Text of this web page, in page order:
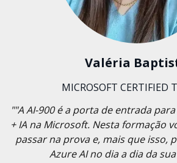
Valéria
MICROSOFT CERTIFIED
""A AI-900 é a porta de entrada
+ IA na Microsoft. Nesta formação
passar na prova e, mais que isso,
Azure AI no dia a dia da